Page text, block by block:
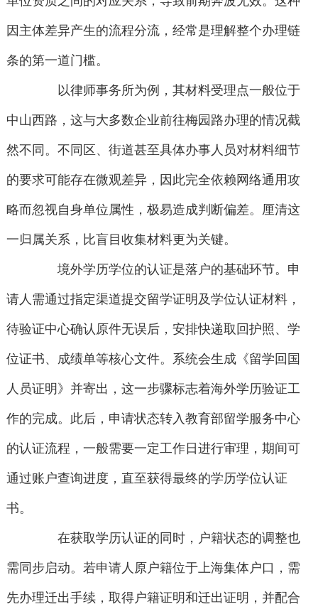
因主体差异产生的流程分流，经常是理解整个办理链
条的第一道门槛。
以律师事务所为例，其材料受理点一般位于
中山西路，这与大多数企业前往梅园路办理的情况截
然不同。不同区、街道甚至具体办事人员对材料细节
的要求可能存在微观差异，因此完全依赖网络通用攻
略而忽视自身单位属性，极易造成判断偏差。厘清这
一归属关系，比盲目收集材料更为关键。
境外学历学位的认证是落户的基础环节。申
请人需通过指定渠道提交留学证明及学位认证材料，
待验证中心确认原件无误后，安排快递取回护照、学
位证书、成绩单等核心文件。系统会生成《留学回国
人员证明》并寄出，这一步骤标志着海外学历验证工
作的完成。此后，申请状态转入教育部留学服务中心
的认证流程，一般需要一定工作日进行审理，期间可
通过账户查询进度，直至获得最终的学历学位认证
书。
在获取学历认证的同时，户籍状态的调整也
需同步启动。若申请人原户籍位于上海集体户口，需
先办理迁出手续，取得户籍证明和迁出证明，并配合